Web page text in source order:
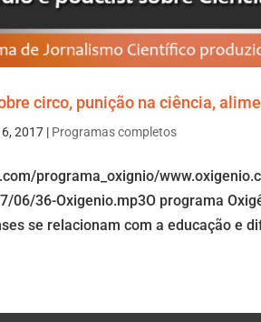
circo, punição na ciência,
6, 2017 | Programas completos
programa_oxignio/
06/36-Oxigenio.mp3O programa
se relacionam com a educação e